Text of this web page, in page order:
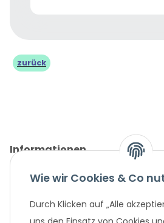
zurück
Informationen
Gesetzliche Informationen
Unternehmen
Wie wir Cookies & Co
Durch Klicken auf „Alle